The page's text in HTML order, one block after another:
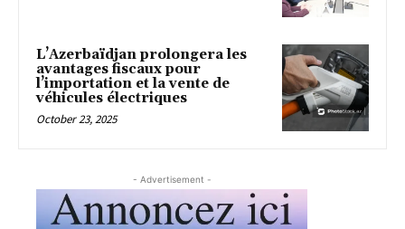
L’Azerbaïdjan prolongera les
avantages fiscaux pour
l’importation et la vente de
véhicules électriques
October 23, 2025
- Advertisement -